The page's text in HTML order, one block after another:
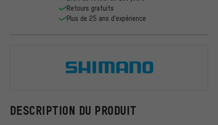
DESCRIPTION DU PRODUIT
Retours gratuits
Plus de 25 ans d'expérience
Shimano